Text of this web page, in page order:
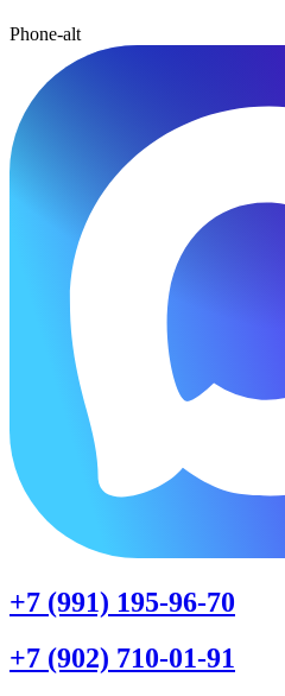
Phone-alt
+7 (991) 195-96-70
+7 (902) 710-01-91